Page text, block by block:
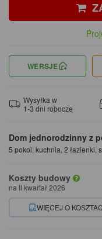
Dom jednorodzinny z
5 pokoi, kuchnia, 2 łazienki,
Koszty budowy
na II kwartał 2026
WIĘCEJ O
WERSJE
Wysyłka w
1-3 dni robocze